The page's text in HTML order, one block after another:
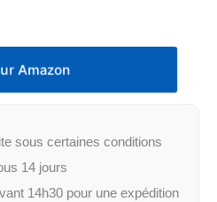
Amazon
sous certaines conditions
14 jours
14h30 pour une expédition